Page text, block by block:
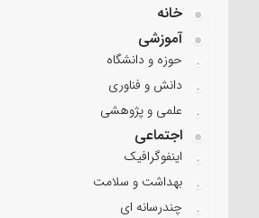
خانه
آموزشی
حوزه و دانشگاه
دانش و فناوری
علمی و پژوهشی
اجتماعی
اینفوگرافیک
بهداشت و سلامت
چندرسانه ای